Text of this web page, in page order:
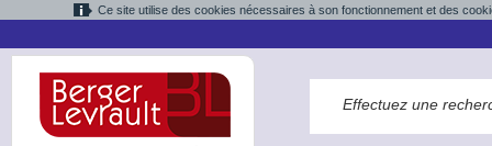
Ce site utilise des cookies nécessaires à son fonctionnement et des